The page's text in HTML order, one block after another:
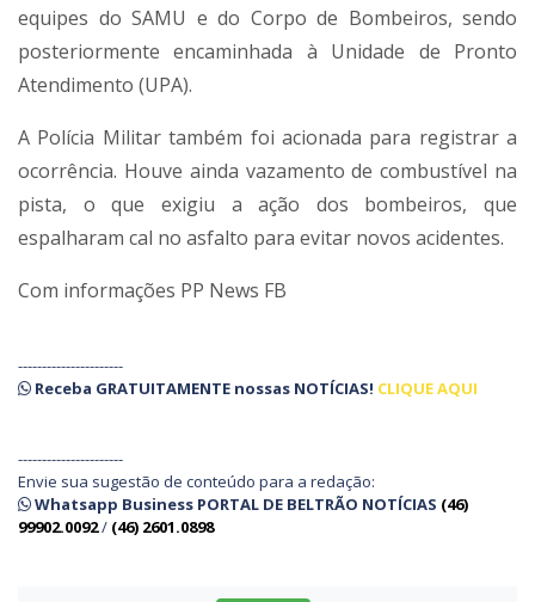
equipes do SAMU e do Corpo de Bombeiros, sendo
posteriormente encaminhada à Unidade de Pronto
Atendimento (UPA).
A Polícia Militar também foi acionada para registrar a
ocorrência. Houve ainda vazamento de combustível na
pista, o que exigiu a ação dos bombeiros, que
espalharam cal no asfalto para evitar novos acidentes.
Com informações PP News FB
----------------------
Receba GRATUITAMENTE nossas NOTÍCIAS! CLIQUE AQUI
----------------------
Envie sua sugestão de conteúdo para a redação:
Whatsapp Business PORTAL DE BELTRÃO NOTÍCIAS (46)
99902.0092/ (46) 2601.0898